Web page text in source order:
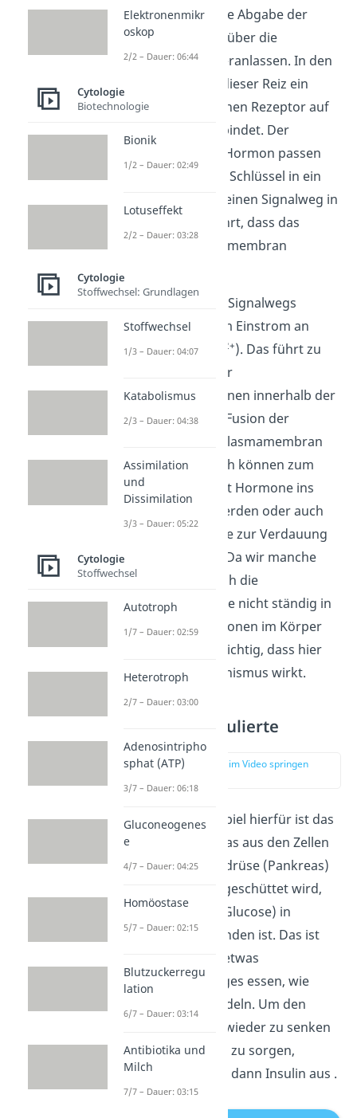
erforderlich, um die Abgabe der
Vesikel (=Exosom) über die
Zellmembran zu veranlassen. In den
meisten Fällen ist dieser Reiz ein
Hormon, das an einen Rezeptor auf
der Zellmembran bindet. Der
Rezeptor und das Hormon passen
zusammen wie ein Schlüssel in ein
Schloss. Das setzt einen Signalweg in
Gang, der dazu führt, dass das
Vesikel mit der Zellmembran
Im Rahmen dieses Signalwegs
kommt es zu einem Einstrom an
Kalzium-Ionen (Ca
2+). Das führt zu
einer Änderung der
Ionenkonzentrationen innerhalb der
Zelle, die dann die Fusion der
Exosome mit der Plasmamembran
veranlasst. Dadurch können zum
Beispiel kontrolliert Hormone ins
Blut abgegeben werden oder auch
Verdauungssekrete zur Verdauung
unserer Nahrung. Da wir manche
Hormone oder auch die
Verdauungsenzyme nicht ständig in
hohen Konzentrationen im Körper
benötigen, ist es wichtig, dass hier
ein Kontrollmechanismus wirkt.
Beispiele Stimulierte
Exozytose
zur Stelle im Video springen
Ein konkretes Beispiel hierfür ist das
Hormon
, das aus den Zellen
der Bauchspeicheldrüse (Pankreas)
per Exocytose ausgeschüttet wird,
wenn viel Zucker (Glucose) in
unserem Blut zu finden ist. Das ist
der Fall, wenn wir etwas
Kohlenhydrathaltiges essen, wie
etwa Brot oder Nudeln. Um den
Blutzuckerspiegel wieder zu senken
und für Regulation zu sorgen,
schütten die Zellen dann Insulin aus .
Elektronenmikr
oskop
2/2 – Dauer: 06:44
Cytologie
Biotechnologie
Bionik
1/2 – Dauer: 02:49
Lotuseffekt
2/2 – Dauer: 03:28
Cytologie
Stoffwechsel: Grundlagen
Stoffwechsel
1/3 – Dauer: 04:07
Katabolismus
2/3 – Dauer: 04:38
Assimilation
und
Dissimilation
3/3 – Dauer: 05:22
Cytologie
Stoffwechsel
Autotroph
1/7 – Dauer: 02:59
Heterotroph
2/7 – Dauer: 03:00
Adenosintripho
sphat (ATP)
3/7 – Dauer: 06:18
Gluconeogenes
e
4/7 – Dauer: 04:25
Homöostase
5/7 – Dauer: 02:15
Blutzuckerregu
lation
6/7 – Dauer: 03:14
Antibiotika und
Milch
7/7 – Dauer: 03:15